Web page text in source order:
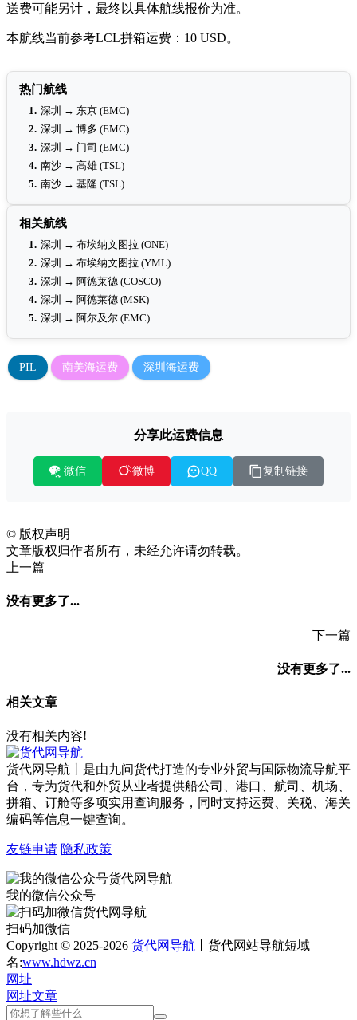
送费可能另计，最终以具体航线报价为准。
本航线当前参考LCL拼箱运费：10 USD。
热门航线
1. 深圳 → 东京 (EMC)
2. 深圳 → 博多 (EMC)
3. 深圳 → 门司 (EMC)
4. 南沙 → 高雄 (TSL)
5. 南沙 → 基隆 (TSL)
相关航线
1. 深圳 → 布埃纳文图拉 (ONE)
2. 深圳 → 布埃纳文图拉 (YML)
3. 深圳 → 阿德莱德 (COSCO)
4. 深圳 → 阿德莱德 (MSK)
5. 深圳 → 阿尔及尔 (EMC)
PIL 南美海运费 深圳海运费
分享此运费信息
微信 微博 QQ 复制链接
© 版权声明
文章版权归作者所有，未经允许请勿转载。
上一篇
没有更多了...
下一篇
没有更多了...
相关文章
没有相关内容!
货代网导航丨是由九问货代打造的专业外贸与国际物流导航平
台，专为货代和外贸从业者提供船公司、港口、航司、机场、
拼箱、订舱等多项实用查询服务，同时支持运费、关税、海关
编码等信息一键查询。
友链申请 隐私政策
我的微信公众号
扫码加微信
Copyright © 2025-2026 货代网导航 丨货代网站导航短域
名:www.hdwz.cn
网址
网址文章